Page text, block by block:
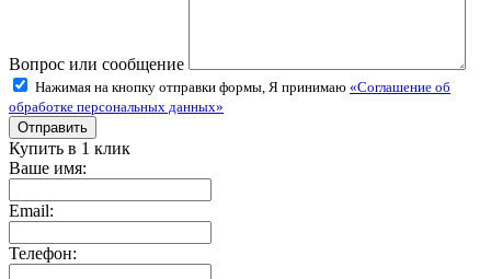
Вопрос или сообщение
Нажимая на кнопку отправки формы, Я принимаю «Соглашение об
обработке персональных данных»
Купить в 1 клик
Ваше имя:
Email:
Телефон: